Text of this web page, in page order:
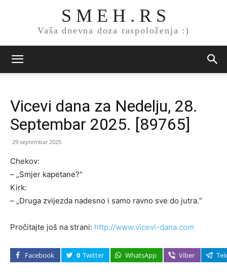
S M E H . R S
Vaša dnevna doza raspoloženja :)
Vicevi dana za Nedelju, 28.
Septembar 2025. [89765]
29.septembar 2025
Chekov:
– „Smjer kapetane?“
Kirk:
– „Druga zvijezda nadesno i samo ravno sve do jutra.“
Pročitajte još na strani: http://www.vicevi-dana.com
Facebook 0 Twitter WhatsApp Viber